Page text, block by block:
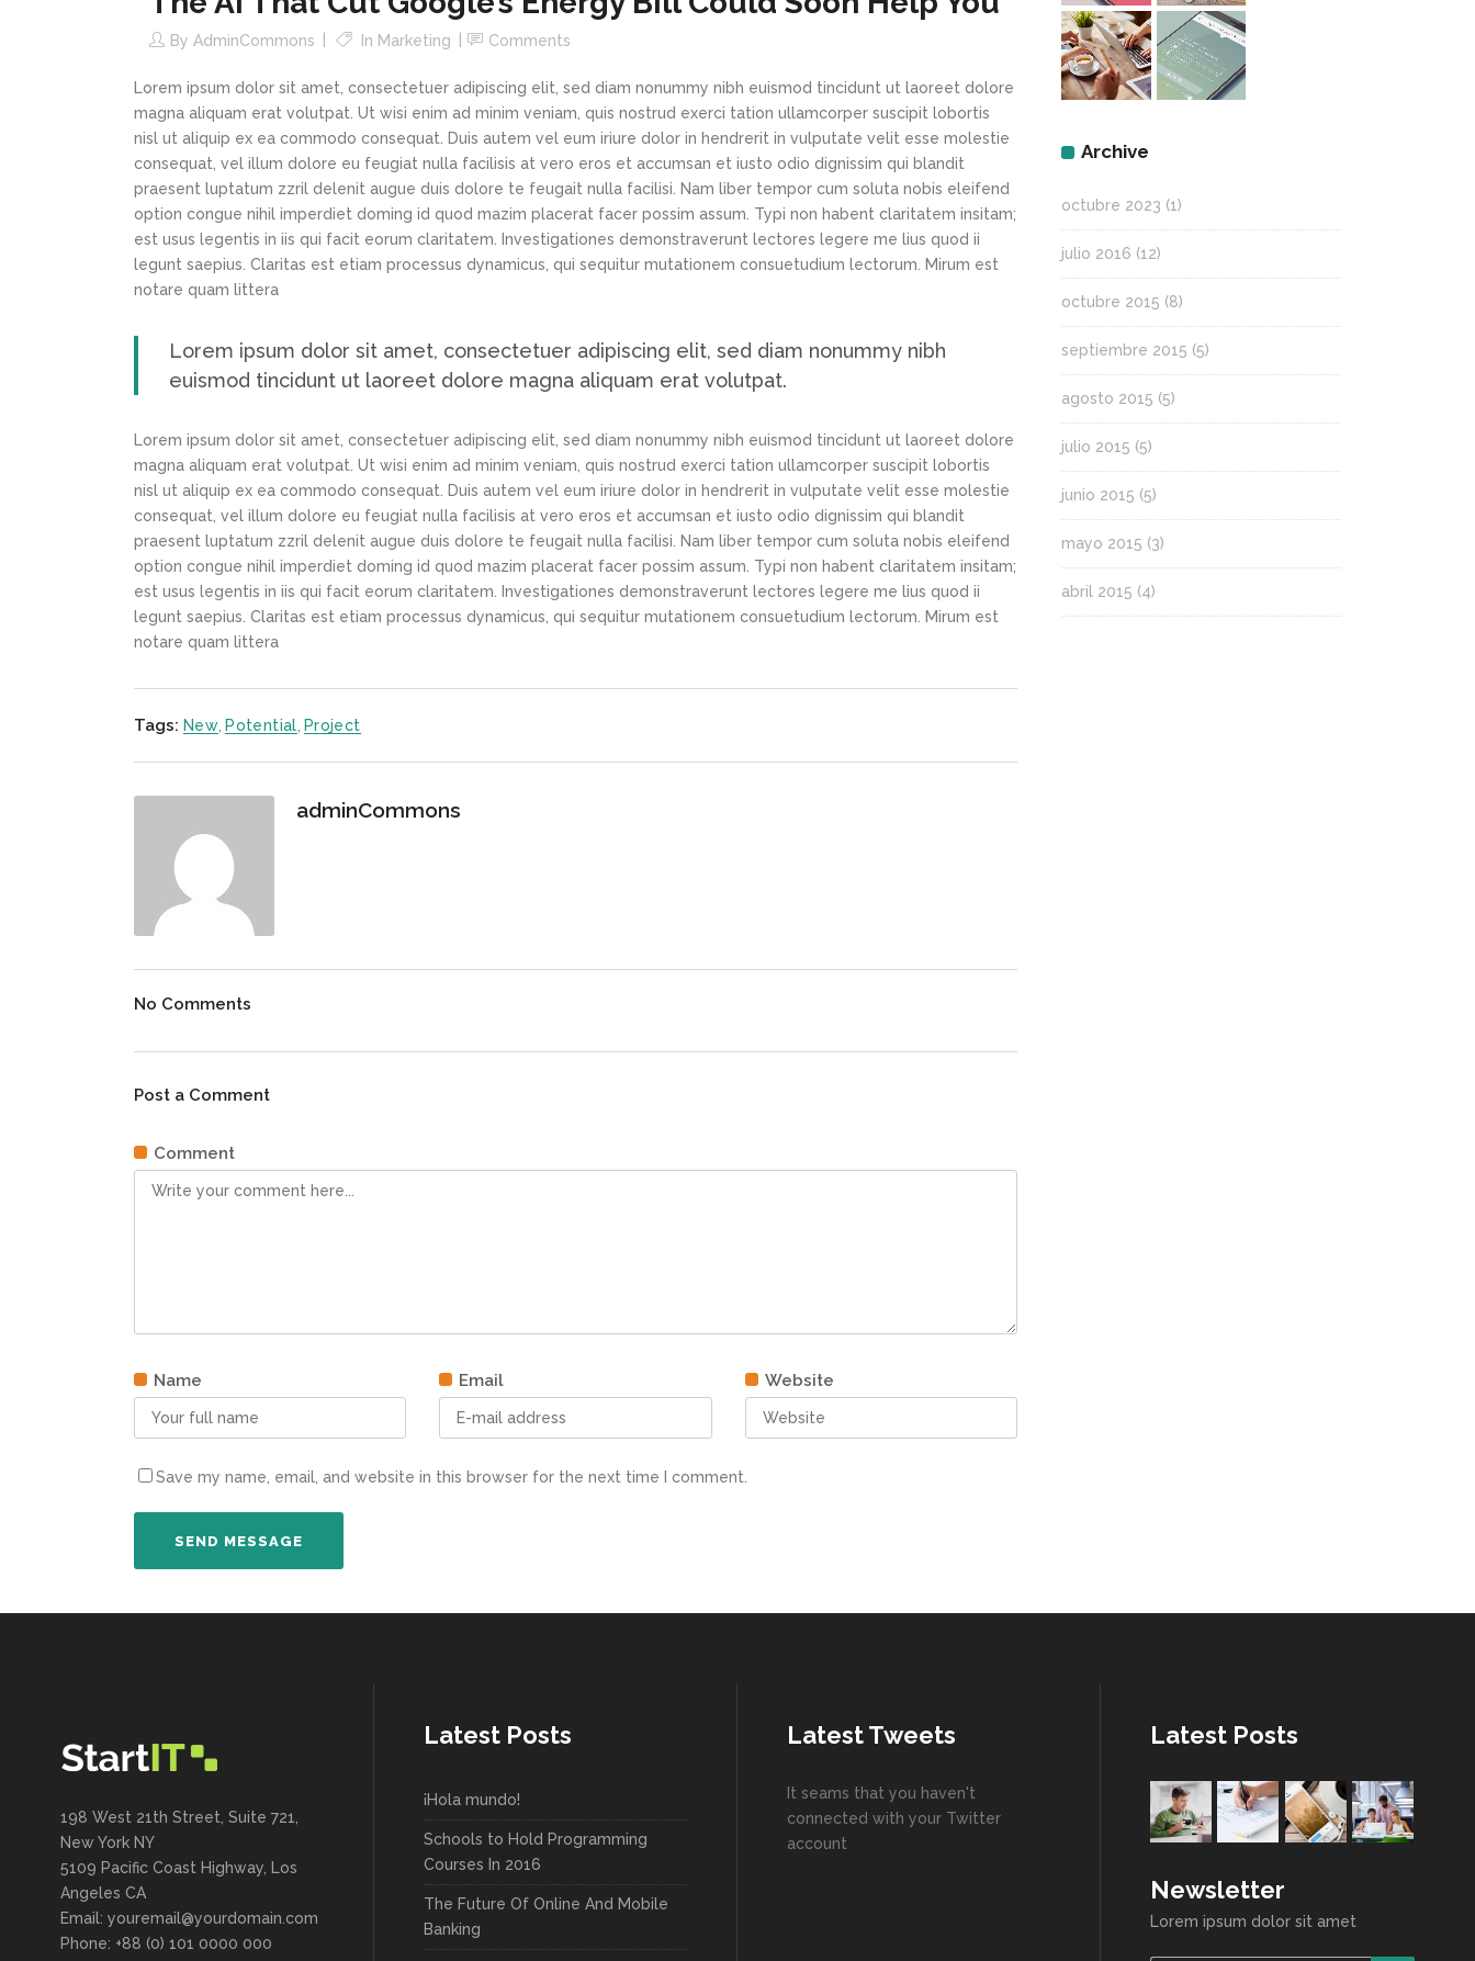
By AdminCommons In Marketing Comments
Lorem ipsum dolor sit amet, consectetuer adipiscing elit, sed diam nonummy nibh euismod tincidunt ut laoreet dolore
magna aliquam erat volutpat. Ut wisi enim ad minim veniam, quis nostrud exerci tation ullamcorper suscipit lobortis
nisl ut aliquip ex ea commodo consequat. Duis autem vel eum iriure dolor in hendrerit in vulputate velit esse molestie
consequat, vel illum dolore eu feugiat nulla facilisis at vero eros et accumsan et iusto odio dignissim qui blandit
praesent luptatum zzril delenit augue duis dolore te feugait nulla facilisi. Nam liber tempor cum soluta nobis eleifend
option congue nihil imperdiet doming id quod mazim placerat facer possim assum. Typi non habent claritatem insitam;
est usus legentis in iis qui facit eorum claritatem. Investigationes demonstraverunt lectores legere me lius quod ii
legunt saepius. Claritas est etiam processus dynamicus, qui sequitur mutationem consuetudium lectorum. Mirum est
notare quam littera
Lorem ipsum dolor sit amet, consectetuer adipiscing elit, sed diam nonummy nibh
euismod tincidunt ut laoreet dolore magna aliquam erat volutpat.
Lorem ipsum dolor sit amet, consectetuer adipiscing elit, sed diam nonummy nibh euismod tincidunt ut laoreet dolore
magna aliquam erat volutpat. Ut wisi enim ad minim veniam, quis nostrud exerci tation ullamcorper suscipit lobortis
nisl ut aliquip ex ea commodo consequat. Duis autem vel eum iriure dolor in hendrerit in vulputate velit esse molestie
consequat, vel illum dolore eu feugiat nulla facilisis at vero eros et accumsan et iusto odio dignissim qui blandit
praesent luptatum zzril delenit augue duis dolore te feugait nulla facilisi. Nam liber tempor cum soluta nobis eleifend
option congue nihil imperdiet doming id quod mazim placerat facer possim assum. Typi non habent claritatem insitam;
est usus legentis in iis qui facit eorum claritatem. Investigationes demonstraverunt lectores legere me lius quod ii
legunt saepius. Claritas est etiam processus dynamicus, qui sequitur mutationem consuetudium lectorum. Mirum est
notare quam littera
Tags: New Potential Project
adminCommons
No Comments
Post a Comment
Comment
Name Email Website
Save my name, email, and website in this browser for the next time I comment.
Archive
octubre 2023 (1)
julio 2016 (12)
octubre 2015 (8)
septiembre 2015 (5)
agosto 2015 (5)
julio 2015 (5)
junio 2015 (5)
mayo 2015 (3)
abril 2015 (4)
198 West 21th Street, Suite 721,
New York NY
5109 Pacific Coast Highway, Los
Angeles CA
Email: youremail@yourdomain.com
Phone: +88 (0) 101 0000 000
Latest Posts
¡Hola mundo!
Schools to Hold Programming
Courses In 2016
The Future Of Online And Mobile
Banking
Latest Tweets
It seams that you haven't
connected with your Twitter
account
Latest Posts
Newsletter
Lorem ipsum dolor sit amet